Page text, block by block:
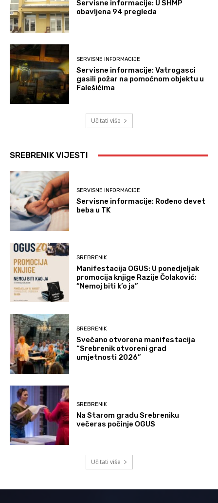
Servisne informacije: U SHMP
obavljena 94 pregleda
SERVISNE INFORMACIJE
Servisne informacije: Vatrogasci
gasili požar na pomoćnom objektu u
Falešićima
Učitati više
SREBRENIK VIJESTI
SERVISNE INFORMACIJE
Servisne informacije: Rođeno devet
beba u TK
SREBRENIK
Manifestacija OGUS: U ponedjeljak
promocija knjige Razije Čolaković:
“Nemoj biti k’o ja”
SREBRENIK
Svečano otvorena manifestacija
“Srebrenik otvoreni grad
umjetnosti 2026”
SREBRENIK
Na Starom gradu Srebreniku
večeras počinje OGUS
Učitati više